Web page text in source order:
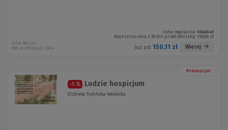
Cena regularna: 158,00 zł
Najniższa cena z 30 dni przed obniżką: 158,00 zł
Już od: 150,11 zł Więcej
Silva Rerum
Rok publikacji: 2024
Promocja!
-5 % Ludzie hospicjum
Elżbieta Trylińska-Tekielska